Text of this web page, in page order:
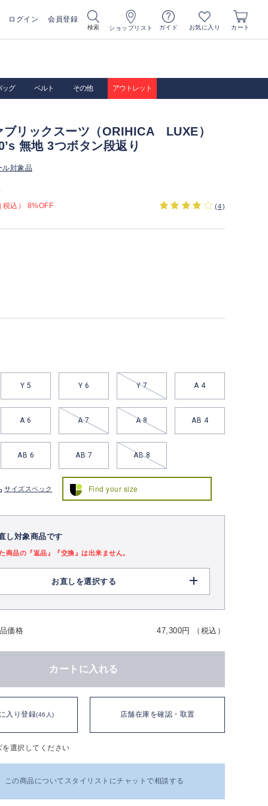
ログイン 会員登録
検索 ショップリスト ガイド お気に入り カート
ッグ ベルト その他 アウトレット
ブリックスーツ（ORIHICA LUXE）
無地 3つボタン段返り
ル対象品
込） 8%OFF (4)
Y 5 Y 6 Y 7 A 4
A 6 A 7 A 8 AB 4
AB 6 AB 7 AB 8
サイズスペック Find your size
し対象商品です
商品の『返品』『交換』は出来ません。
お直しを選択する
価格 47,300円 （税込）
カートに入れる
入り登録(46人) 店舗在庫を確認・取置
選択してください
この商品についてスタイリストにチャットで相談する